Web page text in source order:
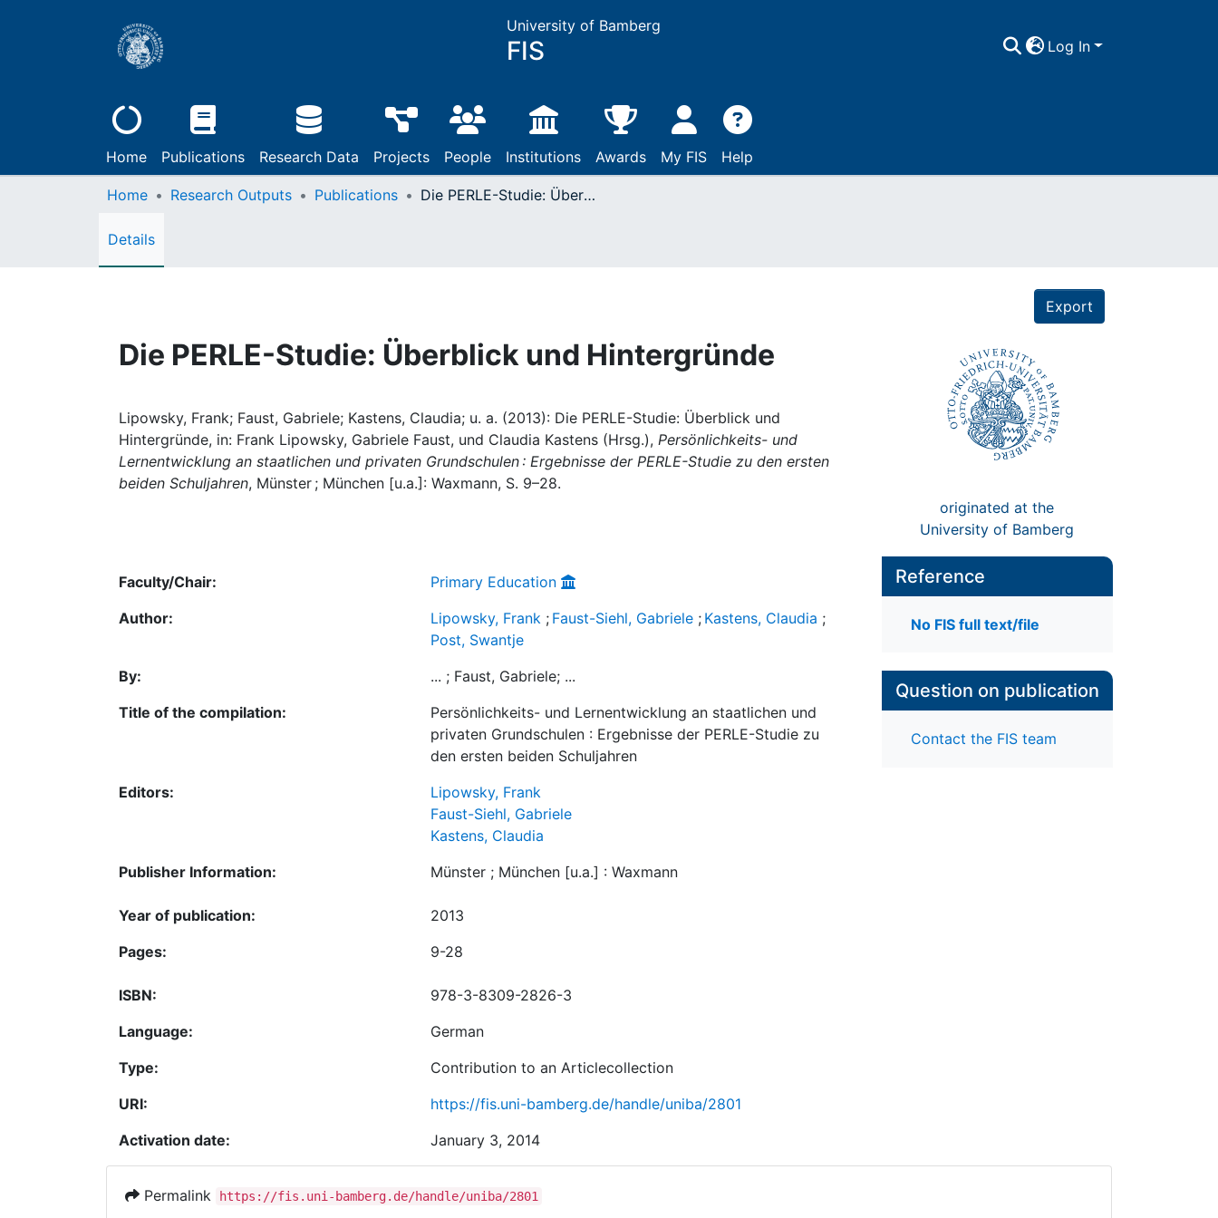
University of Bamberg
FIS Log In
Home Publications Research Data Projects People Institutions Awards My FIS Help
Home Research Outputs Publications Die PERLE-Studie: Überblick und Hintergründe
Details
Export
Die PERLE-Studie: Überblick und Hintergründe
Lipowsky, Frank; Faust, Gabriele; Kastens, Claudia; u. a. (2013): Die PERLE-Studie: Überblick und
Hintergründe, in: Frank Lipowsky, Gabriele Faust, und Claudia Kastens (Hrsg.), Persönlichkeits- und
Lernentwicklung an staatlichen und privaten Grundschulen : Ergebnisse der PERLE-Studie zu den ersten
beiden Schuljahren, Münster ; München [u.a.]: Waxmann, S. 9–28.
originated at the
University of Bamberg
Faculty/Chair:
Primary Education
Author:
Lipowsky, Frank ; Faust-Siehl, Gabriele ; Kastens, Claudia ;
Post, Swantje
By:
... ; Faust, Gabriele; ...
Title of the compilation:
Persönlichkeits- und Lernentwicklung an staatlichen und
privaten Grundschulen : Ergebnisse der PERLE-Studie zu
den ersten beiden Schuljahren
Editors:
Lipowsky, Frank
Faust-Siehl, Gabriele
Kastens, Claudia
Publisher Information:
Münster ; München [u.a.] : Waxmann
Year of publication:
2013
Pages:
9-28
ISBN:
978-3-8309-2826-3
Language:
German
Type:
Contribution to an Articlecollection
URI:
https://fis.uni-bamberg.de/handle/uniba/2801
Activation date:
January 3, 2014
Reference
No FIS full text/file
Question on publication
Contact the FIS team
Permalink https://fis.uni-bamberg.de/handle/uniba/2801